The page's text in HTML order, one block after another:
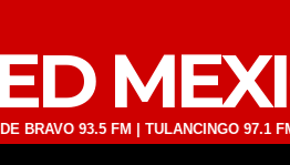
93.5 FM | TULANCINGO 97.1 FM |